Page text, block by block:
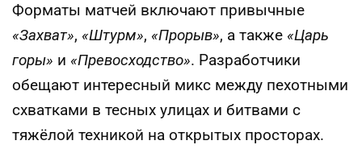
Форматы матчей включают привычные
«Захват», «Штурм», «Прорыв», а также «Царь
горы» и «Превосходство». Разработчики
обещают интересный микс между пехотными
схватками в тесных улицах и битвами с
тяжёлой техникой на открытых просторах.